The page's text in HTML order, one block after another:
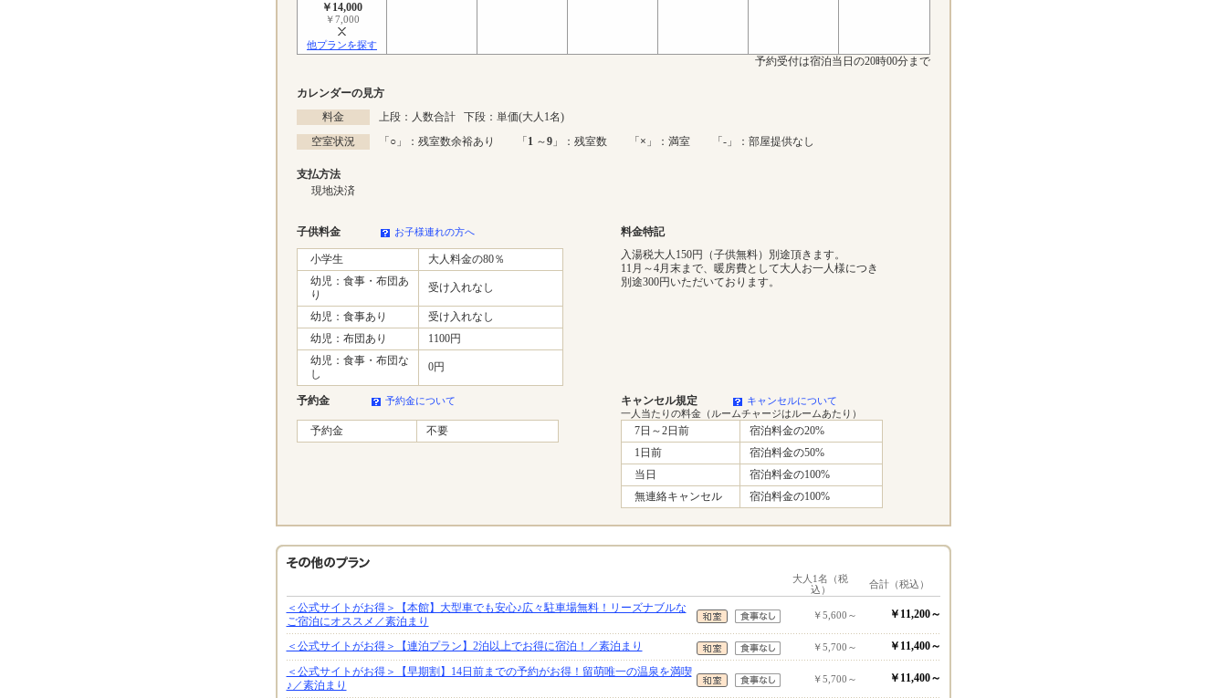
￥14,000
￥7,000
他プランを探す
予約受付は宿泊当日の20時00分まで
カレンダーの見方
料金
上段：人数合計 下段：単価(大人1名)
空室状況
「 ○ 」：残室数余裕あり 「 1 ～9 」：残室数 「 × 」：満室 「-」：部屋提供なし
支払方法
現地決済
子供料金 お子様連れの方へ 料金特記
小学生
大人料金の80％
幼児：食事・布団あ
り
受け入れなし
幼児：食事あり
受け入れなし
幼児：布団あり
1100円
幼児：食事・布団な
し
0円
入湯税大人150円（子供無料）別途頂きます。
11月～4月末まで、暖房費として大人お一人様につき
別途300円いただいております。
予約金 予約金について キャンセル規定
キャンセルについて
一人当たりの料金（ルームチャージはルームあたり）
予約金 不要 7日～2日前
宿泊料金の20%
1日前
宿泊料金の50%
当日
宿泊料金の100%
無連絡キャンセル
宿泊料金の100%
大人1名（税
込）
合計（税込）
＜公式サイトがお得＞【本館】大型車でも安心♪広々駐車場無料！リーズナブルな
ご宿泊にオススメ／素泊まり
￥5,600～ ￥11,200～
＜公式サイトがお得＞【連泊プラン】2泊以上でお得に宿泊！／素泊まり ￥5,700～
￥11,400～
＜公式サイトがお得＞【早期割】14日前までの予約がお得！留萌唯一の温泉を満喫
♪／素泊まり
￥5,700～ ￥11,400～